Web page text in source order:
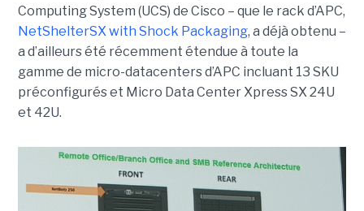
Computing System (UCS) de Cisco – que le rack d’APC,
NetShelterSX with Shock Packaging, a déjà obtenu –
a d’ailleurs été récemment étendue à toute la
gamme de micro-datacenters d’APC incluant 13 SKU
préconfigurés et Micro Data Center Xpress SX 24U
et 42U.